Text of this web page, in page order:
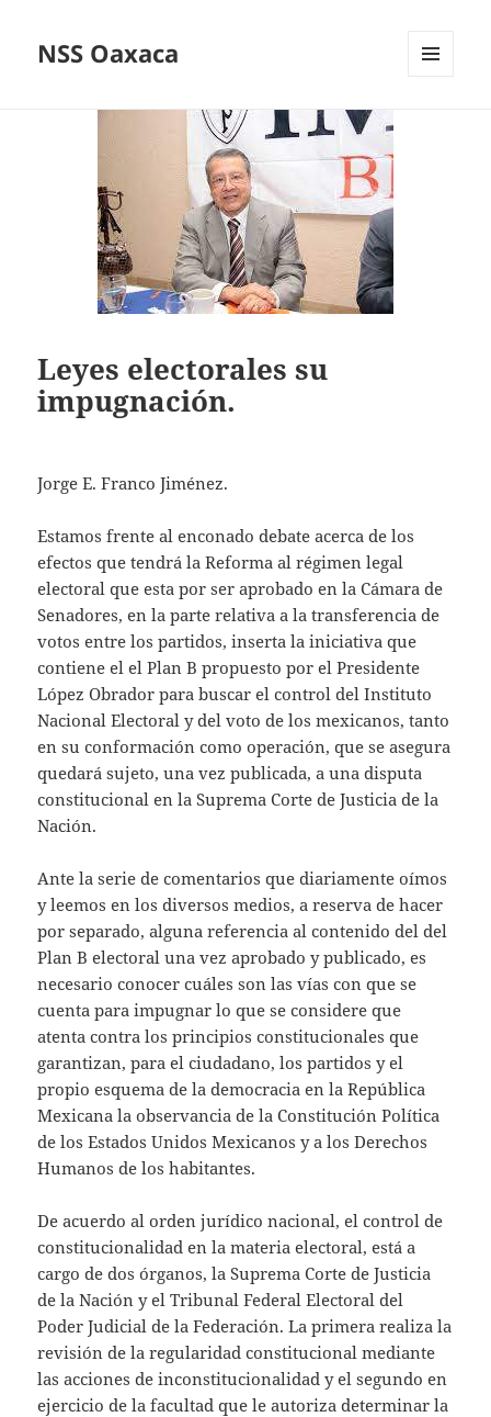
NSS Oaxaca
Leyes electorales su
impugnación.
Jorge E. Franco Jiménez.
Estamos frente al enconado debate acerca de los
efectos que tendrá la Reforma al régimen legal
electoral que esta por ser aprobado en la Cámara de
Senadores, en la parte relativa a la transferencia de
votos entre los partidos, inserta la iniciativa que
contiene el el Plan B propuesto por el Presidente
López Obrador para buscar el control del Instituto
Nacional Electoral y del voto de los mexicanos, tanto
en su conformación como operación, que se asegura
quedará sujeto, una vez publicada, a una disputa
constitucional en la Suprema Corte de Justicia de la
Nación.
Ante la serie de comentarios que diariamente oímos
y leemos en los diversos medios, a reserva de hacer
por separado, alguna referencia al contenido del del
Plan B electoral una vez aprobado y publicado, es
necesario conocer cuáles son las vías con que se
cuenta para impugnar lo que se considere que
atenta contra los principios constitucionales que
garantizan, para el ciudadano, los partidos y el
propio esquema de la democracia en la República
Mexicana la observancia de la Constitución Política
de los Estados Unidos Mexicanos y a los Derechos
Humanos de los habitantes.
De acuerdo al orden jurídico nacional, el control de
constitucionalidad en la materia electoral, está a
cargo de dos órganos, la Suprema Corte de Justicia
de la Nación y el Tribunal Federal Electoral del
Poder Judicial de la Federación. La primera realiza la
revisión de la regularidad constitucional mediante
las acciones de inconstitucionalidad y el segundo en
ejercicio de la facultad que le autoriza determinar la